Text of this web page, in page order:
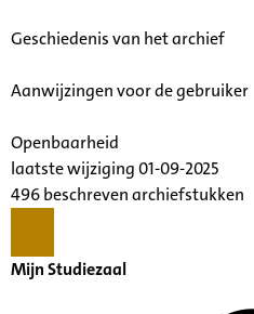
Geschiedenis van het archief
Aanwijzingen voor de gebruiker
Openbaarheid
laatste wijziging 01-09-2025
496 beschreven archiefstukken
Mijn Studiezaal